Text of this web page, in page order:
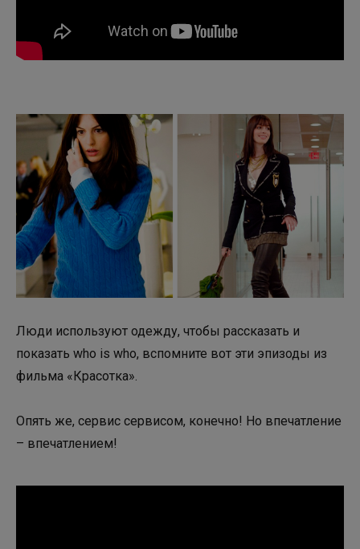
Одежда - это форма молчаливой коммуникации. Вы
Люди используют одежду, чтобы рассказать и
показать who is who, вспомните вот эти эпизоды из
фильма «Красотка».
Опять же, сервис сервисом, конечно! Но впечатление
– впечатлением!